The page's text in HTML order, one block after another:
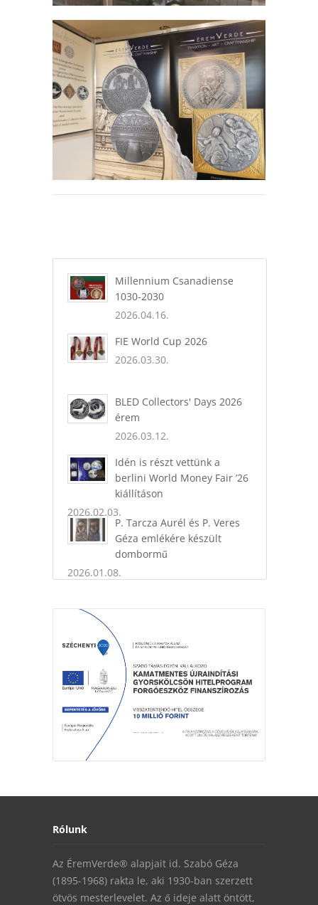
Millennium Csanadiense
1030-2030
2026.04.16.
FIE World Cup 2026
2026.03.30.
BLED Collectors' Days 2026
érem
2026.03.12.
Idén is részt vettünk a
berlini World Money Fair ’26
kiállításon
2026.02.03.
P. Tarcza Aurél és P. Veres
Géza emlékére készült
dombormű
2026.01.08.
Rólunk
Az ÉremVerde® alapjait id. Szabó Géza
(1895-1968) rakta le, aki 1930-ban szerzett
ötvös mesterlevelet. Az ő ideje alatt öntött,